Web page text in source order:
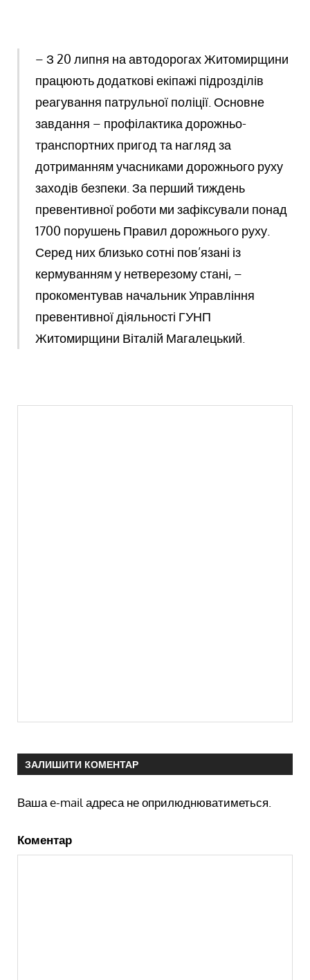
– З 20 липня на автодорогах Житомирщини
працюють додаткові екіпажі підрозділів
реагування патрульної поліції. Основне
завдання – профілактика дорожньо-
транспортних пригод та нагляд за
дотриманням учасниками дорожнього руху
заходів безпеки. За перший тиждень
превентивної роботи ми зафіксували понад
1700 порушень Правил дорожнього руху.
Серед них близько сотні пов’язані із
кермуванням у нетверезому стані, –
прокоментував начальник Управління
превентивної діяльності ГУНП
Житомирщини Віталій Магалецький.
ЗАЛИШИТИ КОМЕНТАР
Ваша e-mail адреса не оприлюднюватиметься.
Коментар